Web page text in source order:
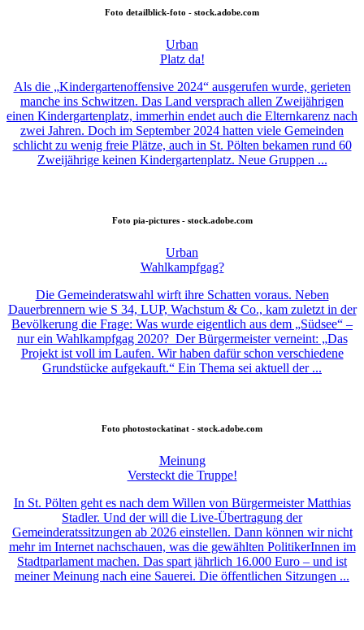
Foto detailblick-foto - stock.adobe.com
Urban
Platz da!
Als die „Kindergartenoffensive 2024“ ausgerufen wurde, gerieten
manche ins Schwitzen. Das Land versprach allen Zweijährigen
einen Kindergartenplatz, immerhin endet auch die Elternkarenz nach
zwei Jahren. Doch im September 2024 hatten viele Gemeinden
schlicht zu wenig freie Plätze, auch in St. Pölten bekamen rund 60
Zweijährige keinen Kindergartenplatz. Neue Gruppen ...
Foto pia-pictures - stock.adobe.com
Urban
Wahlkampfgag?
Die Gemeinderatswahl wirft ihre Schatten voraus. Neben
Dauerbrennern wie S 34, LUP, Wachstum & Co., kam zuletzt in der
Bevölkerung die Frage: Was wurde eigentlich aus dem „Südsee“ –
nur ein Wahlkampfgag 2020? Der Bürgermeister verneint: „Das
Projekt ist voll im Laufen. Wir haben dafür schon verschiedene
Grundstücke aufgekauft.“ Ein Thema sei aktuell der ...
Foto photostockatinat - stock.adobe.com
Meinung
Versteckt die Truppe!
In St. Pölten geht es nach dem Willen von Bürgermeister Matthias
Stadler. Und der will die Live-Übertragung der
Gemeinderatssitzungen ab 2026 einstellen. Dann können wir nicht
mehr im Internet nachschauen, was die gewählten PolitikerInnen im
Stadtparlament machen. Das spart jährlich 16.000 Euro – und ist
meiner Meinung nach eine Sauerei. Die öffentlichen Sitzungen ...